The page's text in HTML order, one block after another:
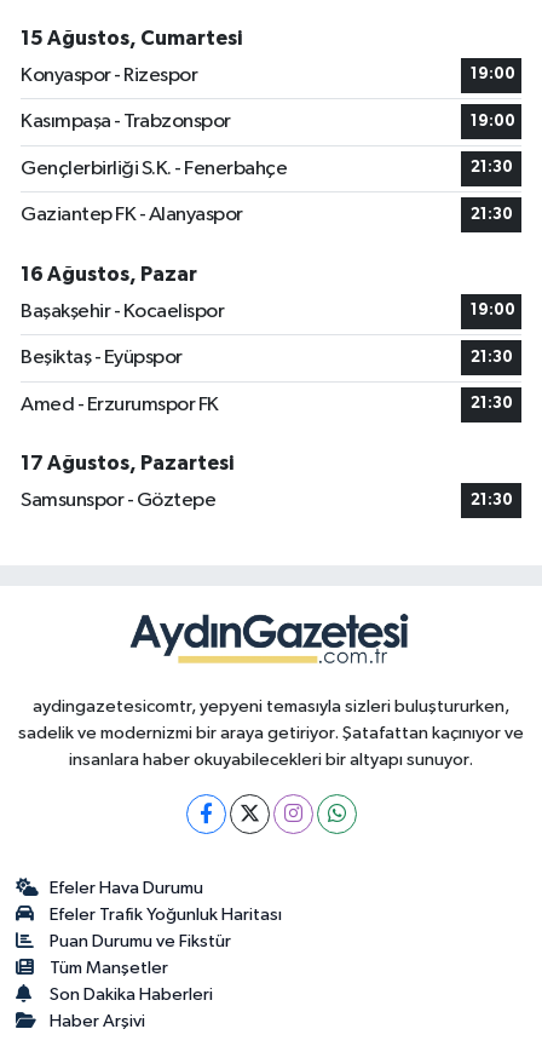
15 Ağustos, Cumartesi
Konyaspor - Rizespor
19:00
Kasımpaşa - Trabzonspor 19:00
Gençlerbirliği S.K. - Fenerbahçe 21:30
Gaziantep FK - Alanyaspor 21:30
16 Ağustos, Pazar
Başakşehir - Kocaelispor
19:00
Beşiktaş - Eyüpspor 21:30
Amed - Erzurumspor FK 21:30
17 Ağustos, Pazartesi
Samsunspor - Göztepe
21:30
aydingazetesicomtr, yepyeni temasıyla sizleri buluştururken,
sadelik ve modernizmi bir araya getiriyor. Şatafattan kaçınıyor ve
insanlara haber okuyabilecekleri bir altyapı sunuyor.
Efeler Hava Durumu
Efeler Trafik Yoğunluk Haritası
Puan Durumu ve Fikstür
Tüm Manşetler
Son Dakika Haberleri
Haber Arşivi